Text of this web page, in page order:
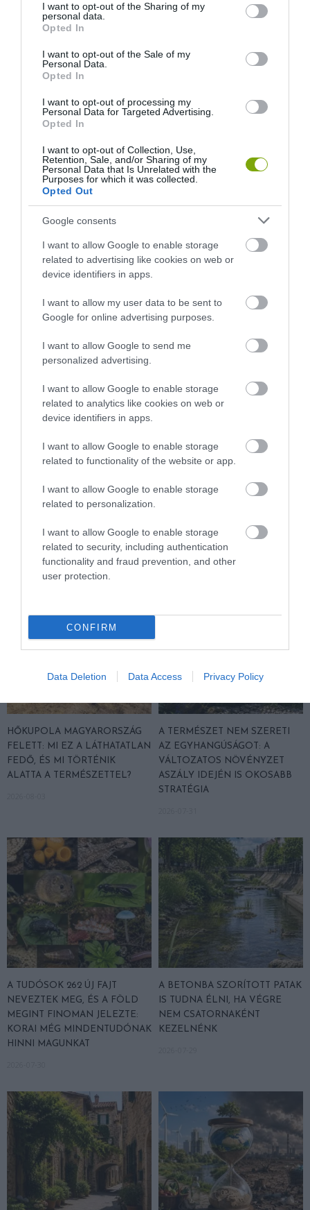
not limited to your visit or usage behaviour. You may click to
grant or deny consent to Google and its third-party tags to
use your data for below specified purposes in below Google
consent section.
I want to opt-out of the Sharing of my
personal data.
Opted In
I want to opt-out of the Sale of my
Personal Data.
Opted In
I want to opt-out of processing my
Personal Data for Targeted Advertising.
Opted In
I want to opt-out of Collection, Use,
Retention, Sale, and/or Sharing of my
Personal Data that Is Unrelated with the
Purposes for which it was collected.
Opted Out
Google consents
I want to allow Google to enable storage
related to advertising like cookies on web or
device identifiers in apps.
I want to allow my user data to be sent to
Google for online advertising purposes.
I want to allow Google to send me
personalized advertising.
I want to allow Google to enable storage
related to analytics like cookies on web or
device identifiers in apps.
I want to allow Google to enable storage
related to functionality of the website or app.
I want to allow Google to enable storage
related to personalization.
I want to allow Google to enable storage
related to security, including authentication
functionality and fraud prevention, and other
user protection.
CONFIRM
Data Deletion Data Access Privacy Policy
KIRÁNDULÁS A
PANNONHALMI
2026-08-04
KIRÁNDULÁS PANNONHALMA
TALÁLKOZÁSA
2026-08-04
KIRÁNDULÁS A
2026-08-04
KIRÁNDULÁS A RAVAZDI
SÖRFŐZDÉBE, A BENCÉS
NEM CSAK A FÖLD
NÖVÉNYEKBŐL
2026-08-04
HŐKUPOLA MAGYARORSZÁG
FELETT: MI EZ A LÁTHATATLAN
FEDŐ, ÉS MI TÖRTÉNIK
ALATTA A TERMÉSZETTEL?
A TERMÉSZET NEM SZERETI
AZ EGYHANGÚSÁGOT: A
VÁLTOZATOS NÖVÉNYZET
ASZÁLY IDEJÉN IS OKOSABB
STRATÉGIA
A TUDÓSOK 262 ÚJ FAJT
NEVEZTEK MEG, ÉS A FÖLD
MEGINT FINOMAN JELEZTE:
KORAI MÉG MINDENTUDÓNAK
HINNI MAGUNKAT
A BETONBA SZORÍTOTT PATAK
IS TUDNA ÉLNI, HA VÉGRE
NEM CSATORNAKÉNT
KEZELNÉNK